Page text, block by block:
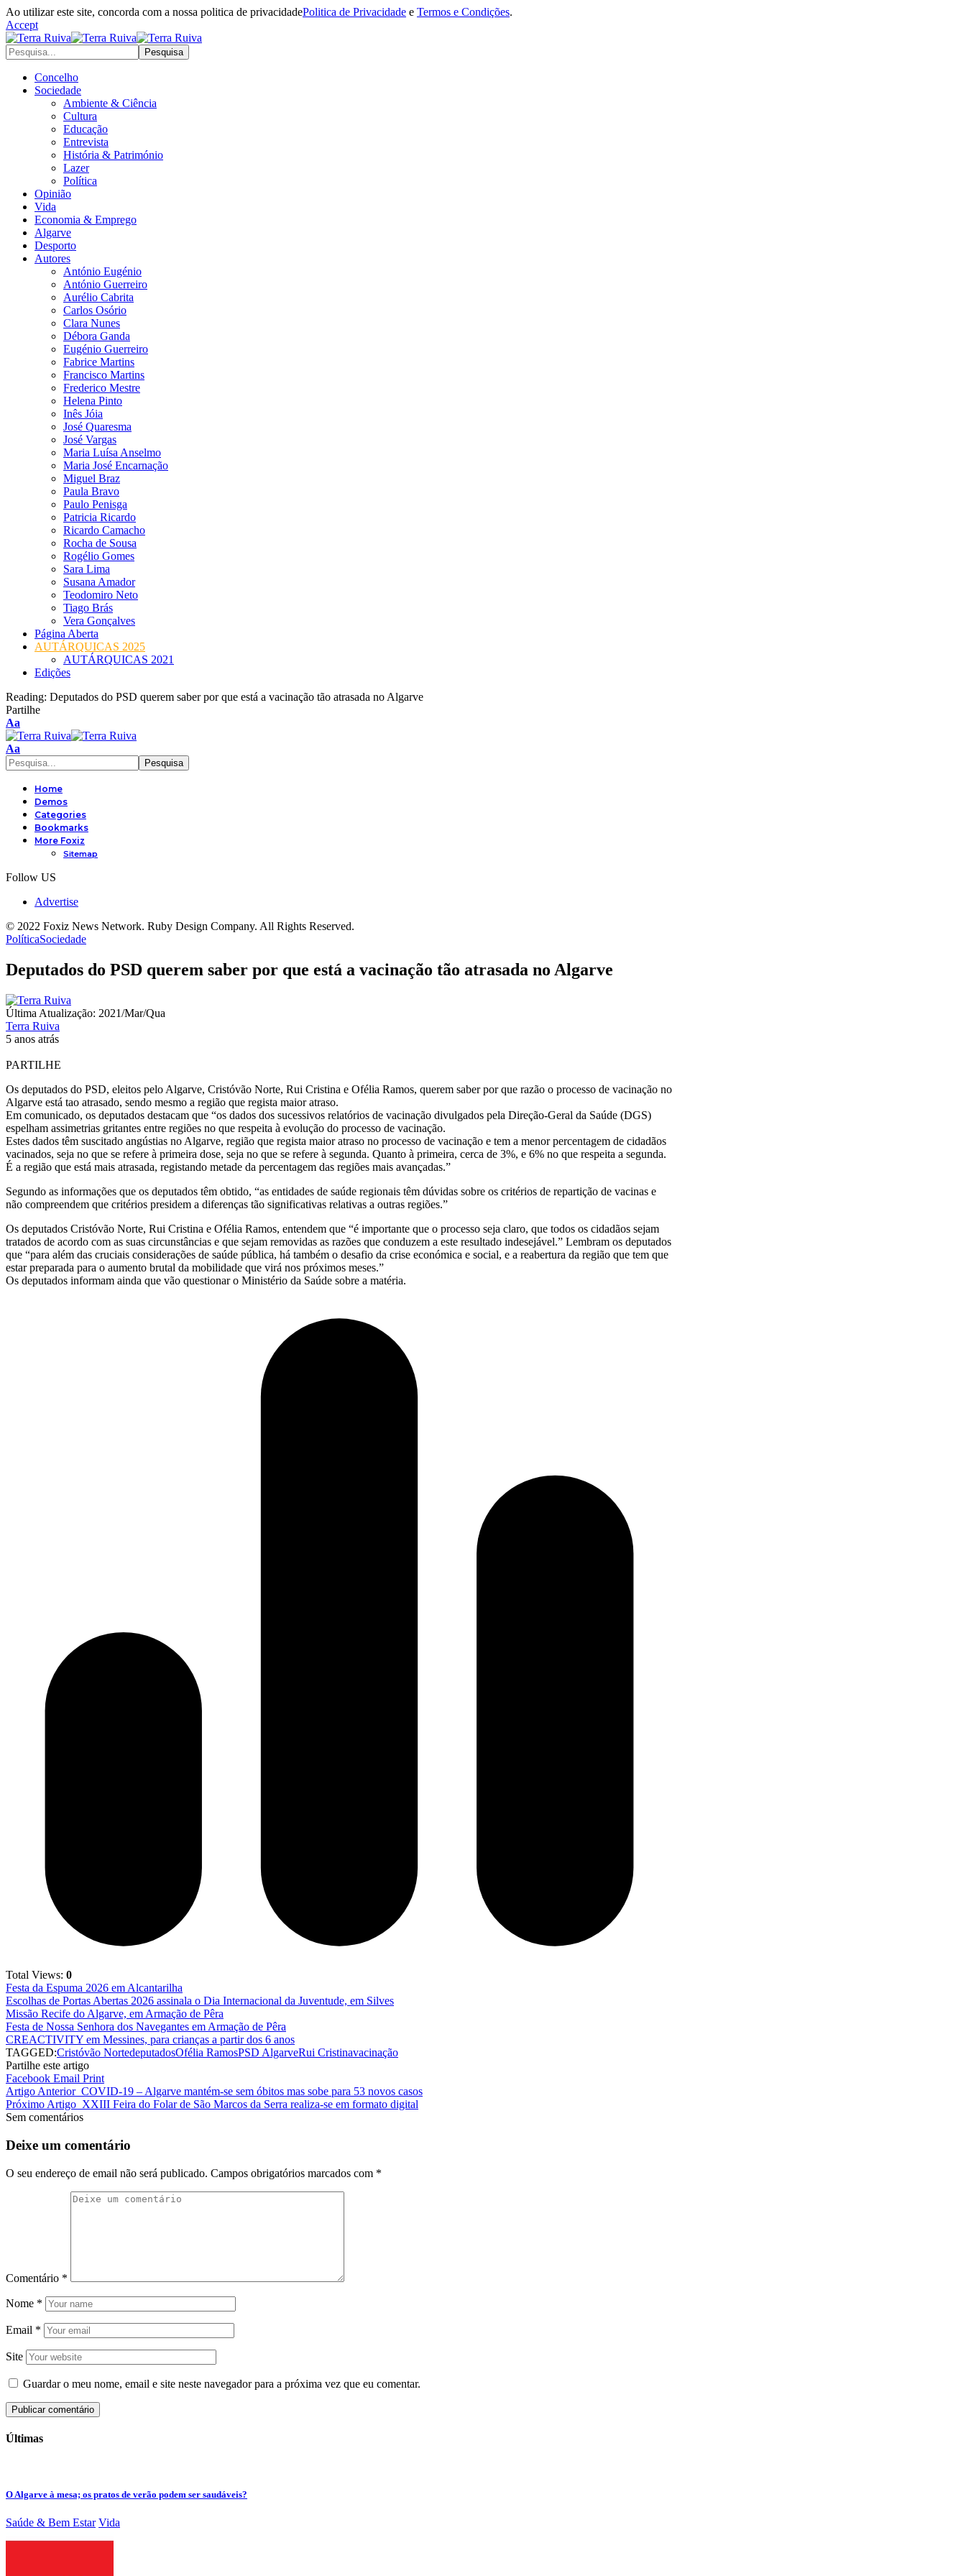
Ao utilizar este site, concorda com a nossa politica de privacidadePolitica de Privacidade e Termos e Condições.
Accept
Concelho
Sociedade
Ambiente & Ciência
Cultura
Educação
Entrevista
História & Património
Lazer
Política
Opinião
Vida
Economia & Emprego
Algarve
Desporto
Autores
António Eugénio
António Guerreiro
Aurélio Cabrita
Carlos Osório
Clara Nunes
Débora Ganda
Eugénio Guerreiro
Fabrice Martins
Francisco Martins
Frederico Mestre
Helena Pinto
Inês Jóia
José Quaresma
José Vargas
Maria Luísa Anselmo
Maria José Encarnação
Miguel Braz
Paula Bravo
Paulo Penisga
Patricia Ricardo
Ricardo Camacho
Rocha de Sousa
Rogélio Gomes
Sara Lima
Susana Amador
Teodomiro Neto
Tiago Brás
Vera Gonçalves
Página Aberta
AUTÁRQUICAS 2025
AUTÁRQUICAS 2021
Edições
Reading: Deputados do PSD querem saber por que está a vacinação tão atrasada no Algarve
Partilhe
Font
Resizer
Aa
Font
Resizer
Aa
Home
Demos
Categories
Bookmarks
More Foxiz
Sitemap
Follow US
Advertise
© 2022 Foxiz News Network. Ruby Design Company. All Rights Reserved.
PolíticaSociedade
Deputados do PSD querem saber por que está a vacinação tão atrasada no Algarve
Última Atualização: 2021/Mar/Qua
Terra Ruiva
5 anos atrás
PARTILHE
Os deputados do PSD, eleitos pelo Algarve, Cristóvão Norte, Rui Cristina e Ofélia Ramos, querem saber por que razão o processo de vacinação no
Algarve está tao atrasado, sendo mesmo a região que regista maior atraso.
Em comunicado, os deputados destacam que “os dados dos sucessivos relatórios de vacinação divulgados pela Direção-Geral da Saúde (DGS)
espelham assimetrias gritantes entre regiões no que respeita à evolução do processo de vacinação.
Estes dados têm suscitado angústias no Algarve, região que regista maior atraso no processo de vacinação e tem a menor percentagem de cidadãos
vacinados, seja no que se refere à primeira dose, seja no que se refere à segunda. Quanto à primeira, cerca de 3%, e 6% no que respeita a segunda.
É a região que está mais atrasada, registando metade da percentagem das regiões mais avançadas.”
Segundo as informações que os deputados têm obtido, “as entidades de saúde regionais têm dúvidas sobre os critérios de repartição de vacinas e
não compreendem que critérios presidem a diferenças tão significativas relativas a outras regiões.”
Os deputados Cristóvão Norte, Rui Cristina e Ofélia Ramos, entendem que “é importante que o processo seja claro, que todos os cidadãos sejam
tratados de acordo com as suas circunstâncias e que sejam removidas as razões que conduzem a este resultado indesejável.” Lembram os deputados
que “para além das cruciais considerações de saúde pública, há também o desafio da crise económica e social, e a reabertura da região que tem que
estar preparada para o aumento brutal da mobilidade que virá nos próximos meses.”
Os deputados informam ainda que vão questionar o Ministério da Saúde sobre a matéria.
Total Views: 0
Festa da Espuma 2026 em Alcantarilha
Escolhas de Portas Abertas 2026 assinala o Dia Internacional da Juventude, em Silves
Missão Recife do Algarve, em Armação de Pêra
Festa de Nossa Senhora dos Navegantes em Armação de Pêra
CREACTIVITY em Messines, para crianças a partir dos 6 anos
TAGGED:Cristóvão NortedeputadosOfélia RamosPSD AlgarveRui Cristinavacinação
Partilhe este artigo
Facebook Email Print
Artigo Anterior COVID-19 – Algarve mantém-se sem óbitos mas sobe para 53 novos casos
Próximo Artigo XXIII Feira do Folar de São Marcos da Serra realiza-se em formato digital
Sem comentários
Deixe um comentário
O seu endereço de email não será publicado. Campos obrigatórios marcados com *
Comentário *
Nome *
Email *
Site
Guardar o meu nome, email e site neste navegador para a próxima vez que eu comentar.
Últimas
O Algarve à mesa; os pratos de verão podem ser saudáveis?
Saúde & Bem Estar Vida